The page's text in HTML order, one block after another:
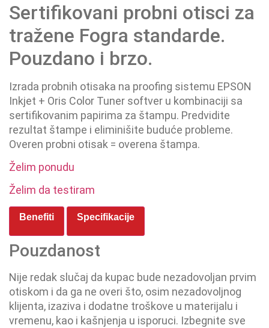
Sertifikovani probni otisci za
tražene Fogra standarde.
Pouzdano i brzo.
Izrada probnih otisaka na proofing sistemu EPSON
Inkjet + Oris Color Tuner softver u kombinaciji sa
sertifikovanim papirima za štampu. Predvidite
rezultat štampe i eliminišite buduće probleme.
Overen probni otisak = overena štampa.
Želim ponudu
Želim da testiram
Benefiti Specifikacije
Pouzdanost
Nije redak slučaj da kupac bude nezadovoljan prvim
otiskom i da ga ne overi što, osim nezadovoljnog
klijenta, izaziva i dodatne troškove u materijalu i
vremenu, kao i kašnjenja u isporuci. Izbegnite sve